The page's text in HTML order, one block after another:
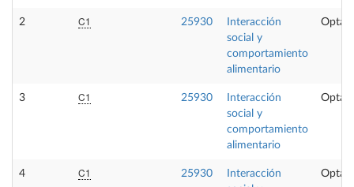
2 C1 25930
Interacción
social y
comportamiento
alimentario
3 C1 25930
Interacción
social y
comportamiento
alimentario
4 C1 25930
Interacción